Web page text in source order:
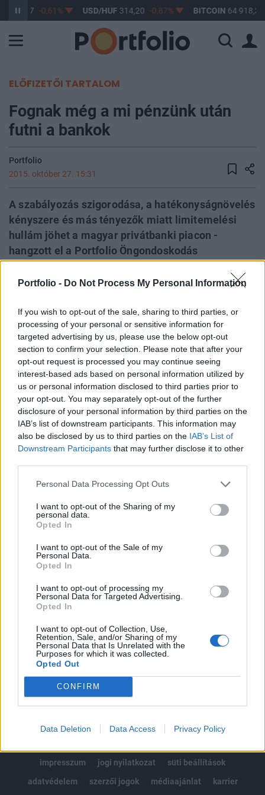
Portfolio - Do Not Process My Personal Information
If you wish to opt-out of the sale, sharing to third parties, or
processing of your personal or sensitive information for
targeted advertising by us, please use the below opt-out
section to confirm your selection. Please note that after your
opt-out request is processed you may continue seeing
interest-based ads based on personal information utilized by
us or personal information disclosed to third parties prior to
your opt-out. You may separately opt-out of the further
disclosure of your personal information by third parties on the
IAB’s list of downstream participants. This information may
also be disclosed by us to third parties on the IAB’s List of
Downstream Participants that may further disclose it to other
Personal Data Processing Opt Outs
I want to opt-out of the Sharing of my
personal data.
Opted In
I want to opt-out of the Sale of my
Personal Data.
Opted In
I want to opt-out of processing my
Personal Data for Targeted Advertising.
Opted In
I want to opt-out of Collection, Use,
Retention, Sale, and/or Sharing of my
Personal Data that Is Unrelated with the
Purposes for which it was collected.
Opted Out
CONFIRM
Data Deletion Data Access Privacy Policy
363,17 -0,61% USD/HUF 314,20 -0,87% BITCOIN 64 918,39
ELŐFIZETŐI TARTALOM
Fognak még a mi pénzünk után
futni a bankok
Portfolio
2015. október 27. 15:31
A szabályozás szigorodása, a hatékonyságnövelés
kényszere és más tényezők miatt limitemelési
hullám jöhet a magyar privátbanki piacon -
hangzott el a Portfolio Öngondoskodás
panelbeszélgetésében. A bankok egyelőre
de legkorábban 2017-ben ez megváltozhat.
Fatér Gyula (Budapest Bank) szerint jelenleg biztonságos
lábakon áll forrásoldalon a magyar bankszektor, vagyis
nincs kényszerhelyzetben, hogy betétet gyűjtsön. A
hozamvadászatnak vége, amit az átutalás költségeként
jelentkező tranzakciós illeték is korlátoz, a bankváltással
elérhető többlethozam pedig elenyésző, ami ugyancsak
nem ösztönzi a betéti versenyt. Takács András...
KEDVES OLVASÓNK!
A keresett cikk a portfolio.hu hírarchívumához
regisztrációhoz kötött.
Portfolio.hu teljes cikkarchívum
Kötéslisták: BÉT elmúlt 2 év napon belüli
MÁR ELŐFIZETŐNK VAGY?BEJELENTKEZÉS
impresszum
jogi nyilatkozat
süti beállítások
adatvédelem
szerzői jogok médiaajánlat karrier